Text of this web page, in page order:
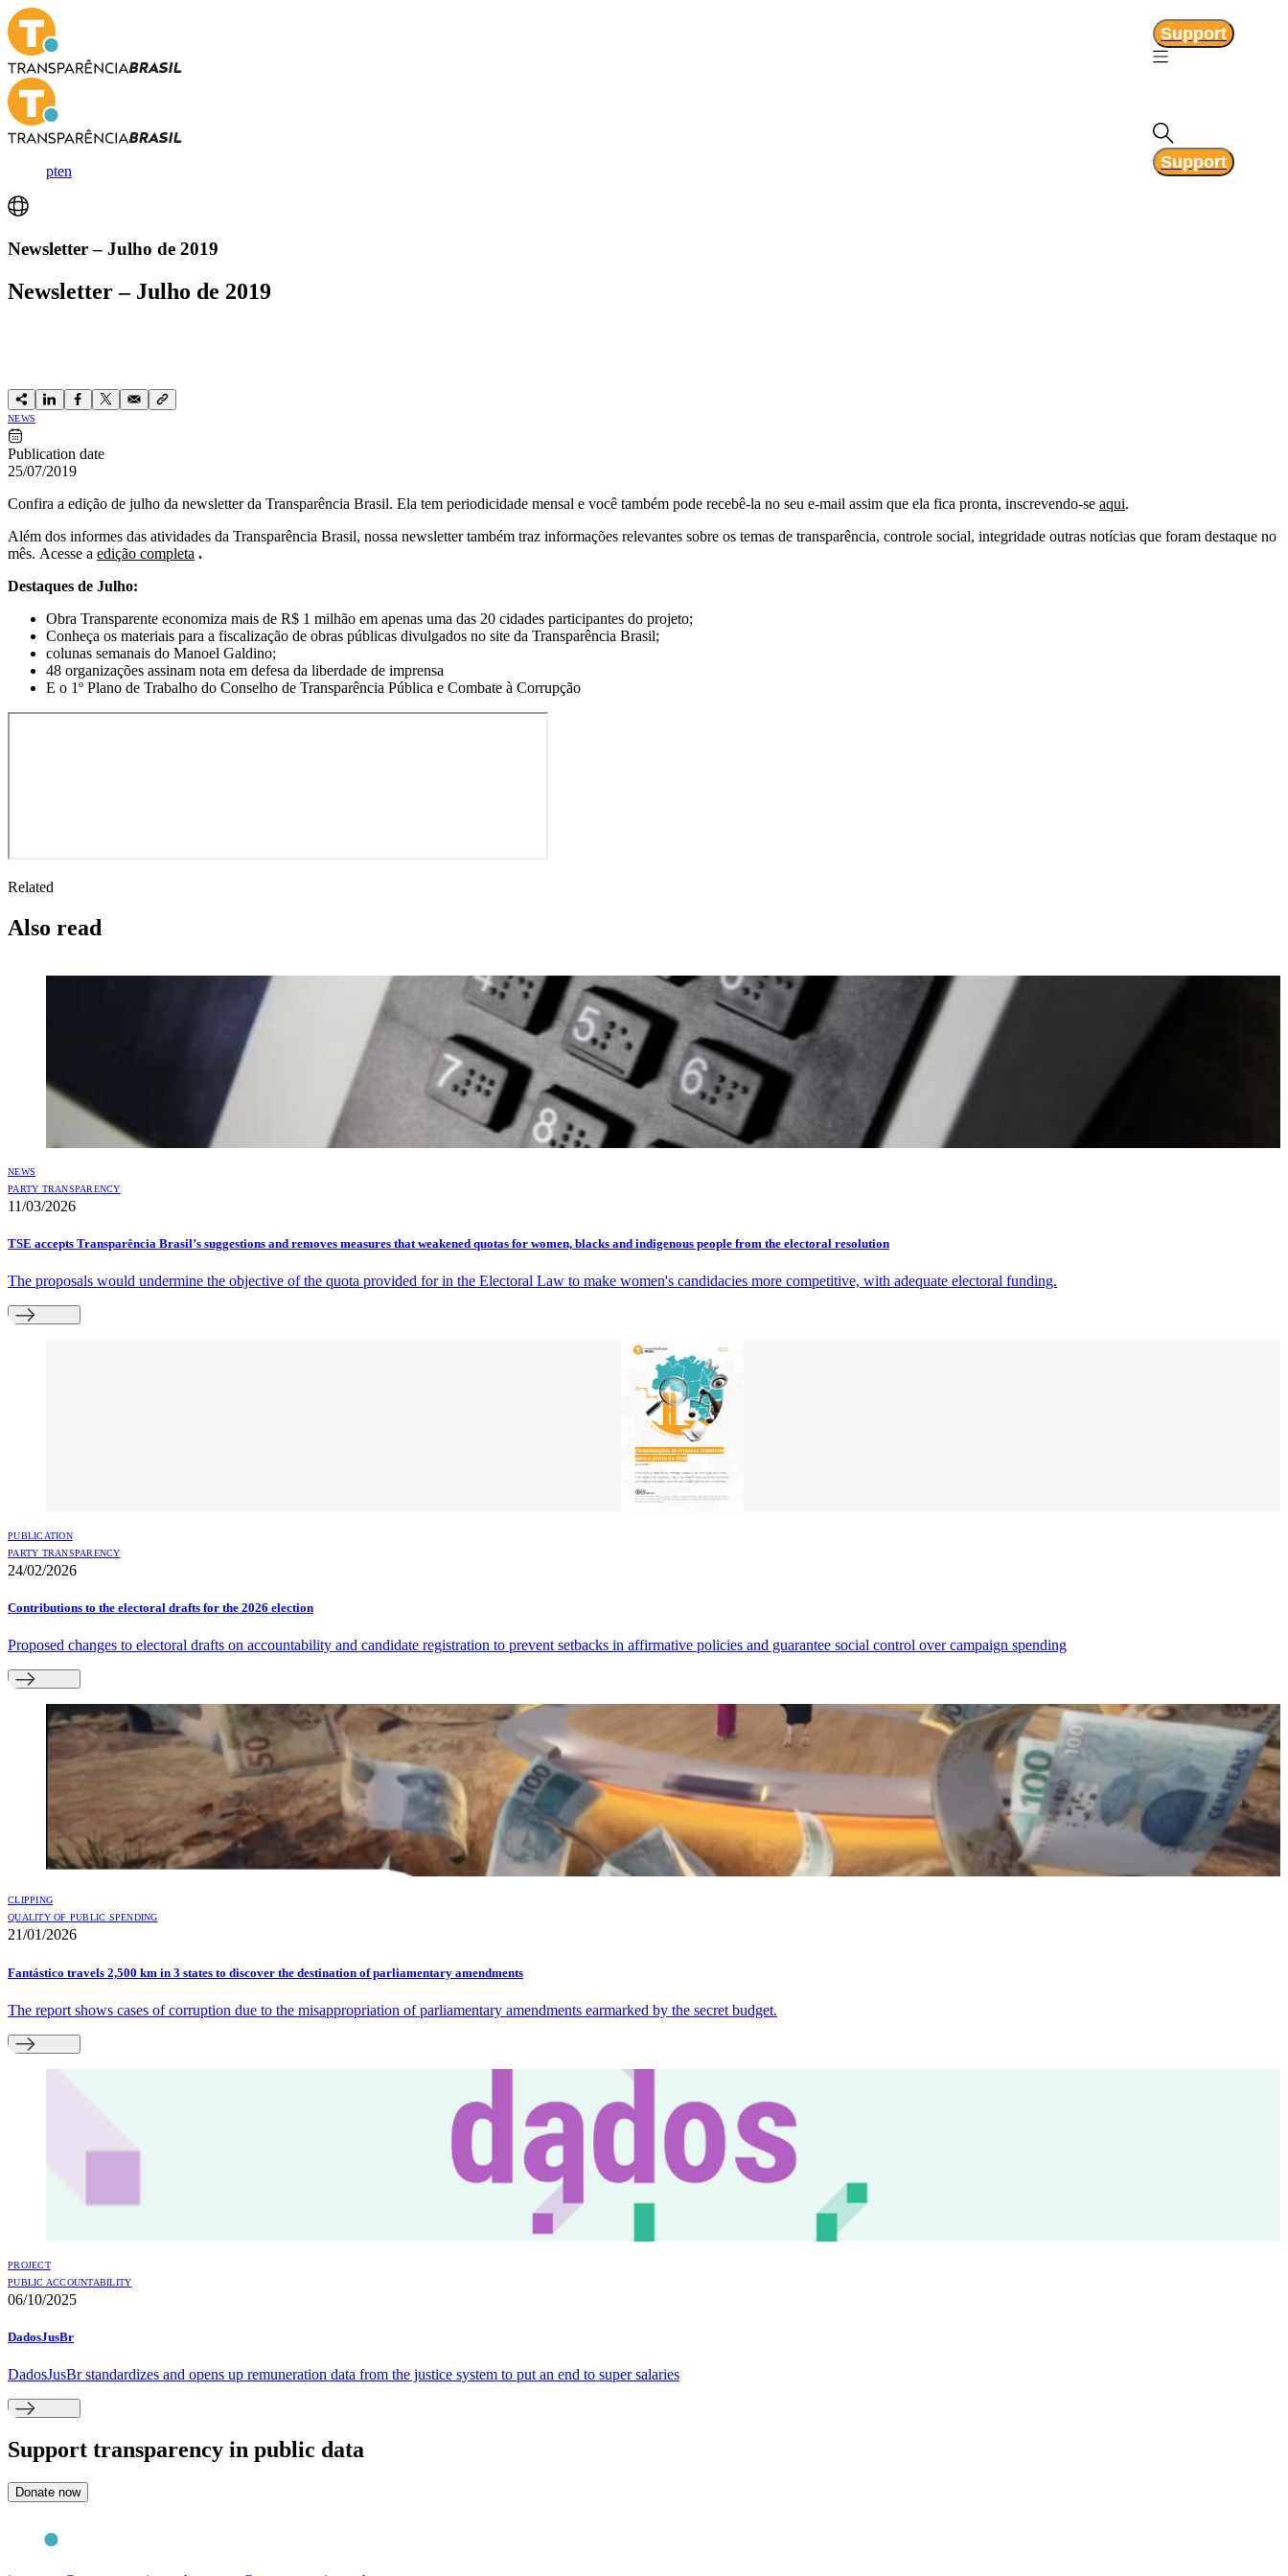
Support
pten Support
Newsletter – Julho de 2019
Newsletter – Julho de 2019
NEWS
Publication date
25/07/2019
Confira a edição de julho da newsletter da Transparência Brasil. Ela tem periodicidade mensal e você também pode recebê-la no seu e-mail assim que ela fica pronta, inscrevendo-se aqui.
Além dos informes das atividades da Transparência Brasil, nossa newsletter também traz informações relevantes sobre os temas de transparência, controle social, integridade outras notícias que foram destaque no
mês. Acesse a edição completa .
Destaques de Julho:
Obra Transparente economiza mais de R$ 1 milhão em apenas uma das 20 cidades participantes do projeto;
Conheça os materiais para a fiscalização de obras públicas divulgados no site da Transparência Brasil;
colunas semanais do Manoel Galdino;
48 organizações assinam nota em defesa da liberdade de imprensa
E o 1º Plano de Trabalho do Conselho de Transparência Pública e Combate à Corrupção
Related
Also read
NEWS
PARTY TRANSPARENCY
11/03/2026
TSE accepts Transparência Brasil’s suggestions and removes measures that weakened quotas for women, blacks and indigenous people from the electoral resolution
The proposals would undermine the objective of the quota provided for in the Electoral Law to make women's candidacies more competitive, with adequate electoral funding.
PUBLICATION
PARTY TRANSPARENCY
24/02/2026
Contributions to the electoral drafts for the 2026 election
Proposed changes to electoral drafts on accountability and candidate registration to prevent setbacks in affirmative policies and guarantee social control over campaign spending
CLIPPING
QUALITY OF PUBLIC SPENDING
21/01/2026
Fantástico travels 2,500 km in 3 states to discover the destination of parliamentary amendments
The report shows cases of corruption due to the misappropriation of parliamentary amendments earmarked by the secret budget.
PROJECT
PUBLIC ACCOUNTABILITY
06/10/2025
DadosJusBr
DadosJusBr standardizes and opens up remuneration data from the justice system to put an end to super salaries
Support transparency in public data
Donate now